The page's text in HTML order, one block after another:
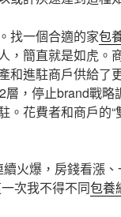
找一個合適的家包
，簡直就是如虎。
和進駐商戶供給了
，停止brand戰
花費者和商戶的“
火爆，房錢看漲
次我不得不同包養